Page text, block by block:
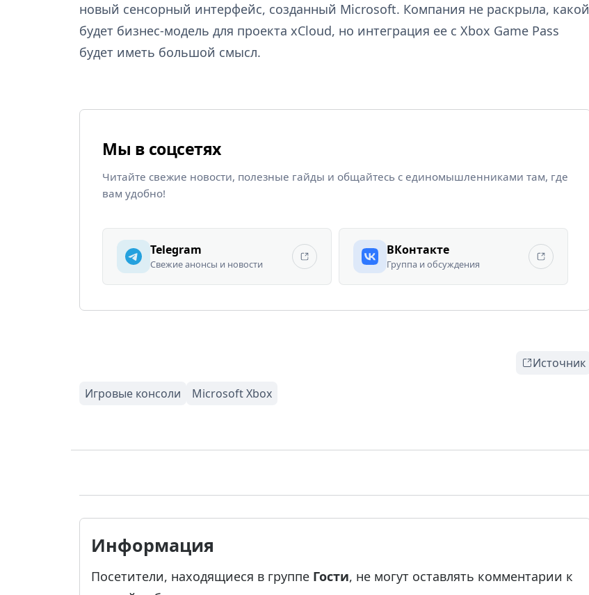
новый сенсорный интерфейс, созданный Microsoft. Компания не раскрыла, какой
будет бизнес-модель для проекта xCloud, но интеграция ее с Xbox Game Pass
будет иметь большой смысл.
Мы в соцсетях
Читайте свежие новости, полезные гайды и общайтесь с единомышленниками там, где
вам удобно!
Telegram
Свежие анонсы и новости
ВКонтакте
Группа и обсуждения
Источник
Информация
Посетители, находящиеся в группе Гости, не могут оставлять комментарии к